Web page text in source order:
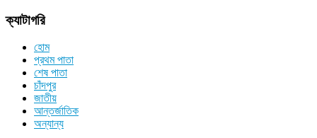
ক্যাটাগরি
হোম
প্রথম পাতা
শেষ পাতা
চাঁদপুর
জাতীয়
আন্তর্জাতিক
অন্যান্য